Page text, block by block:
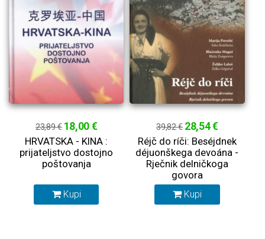
23,89 € 18,00 €
HRVATSKA - KINA :
prijateljstvo dostojno
poštovanja
Kupi
39,82 € 28,54 €
Réjč do ríči: Beséjdnek
déjuonškega devoána -
Rječnik delničkoga
govora
Kupi